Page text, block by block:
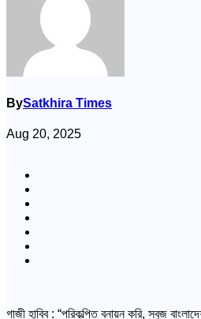
BySatkhira Times
Aug 20, 2025
গাজী হাবিব : “পরিকল্পিত বনায়ন করি, সবুজ